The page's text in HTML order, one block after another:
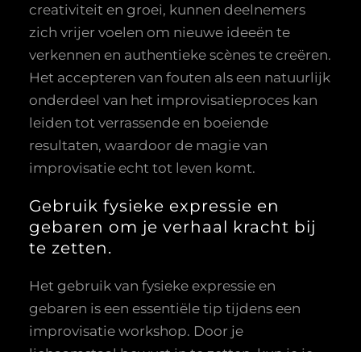
creativiteit en groei, kunnen deelnemers
zich vrijer voelen om nieuwe ideeën te
verkennen en authentieke scènes te creëren.
Het accepteren van fouten als een natuurlijk
onderdeel van het improvisatieproces kan
leiden tot verrassende en boeiende
resultaten, waardoor de magie van
improvisatie echt tot leven komt.
Gebruik fysieke expressie en
gebaren om je verhaal kracht bij
te zetten.
Het gebruik van fysieke expressie en
gebaren is een essentiële tip tijdens een
improvisatie workshop. Door je